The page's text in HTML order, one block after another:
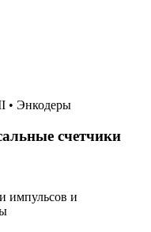
• Энкодеры
счетчики
импульсов и